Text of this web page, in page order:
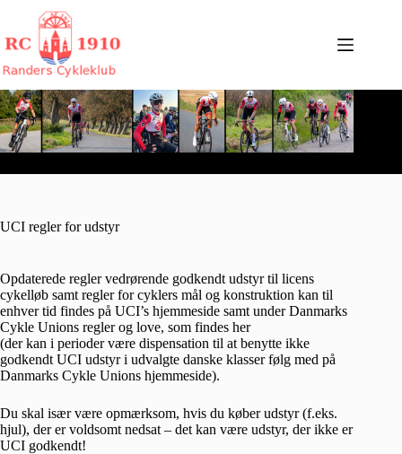
indhold
UCI regler for udstyr
Opdaterede regler vedrørende godkendt udstyr til licens
cykelløb samt regler for cyklers mål og konstruktion kan til
enhver tid findes på UCI’s hjemmeside samt under Danmarks
Cykle Unions regler og love, som findes her
(der kan i perioder være dispensation til at benytte ikke
godkendt UCI udstyr i udvalgte danske klasser følg med på
Danmarks Cykle Unions hjemmeside).
Du skal især være opmærksom, hvis du køber udstyr (f.eks.
hjul), der er voldsomt nedsat – det kan være udstyr, der ikke er
UCI godkendt!